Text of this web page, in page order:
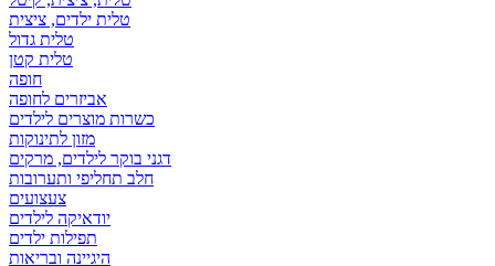
טלית ילדים, ציצית
טלית גדול
טלית קטן
אביזרים לחופה
כשרות מוצרים לילדים
מזון לתינוקות
דגני בוקר לילדים, מרקים
חלב תחליפי ותערובות
צעצועים
יודאיקה לילדים
תפילות ילדים
היגיינה ובריאות